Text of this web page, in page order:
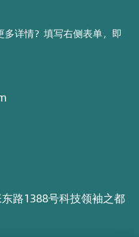
详情？填写右侧表单，即
路1388号科技领袖之都